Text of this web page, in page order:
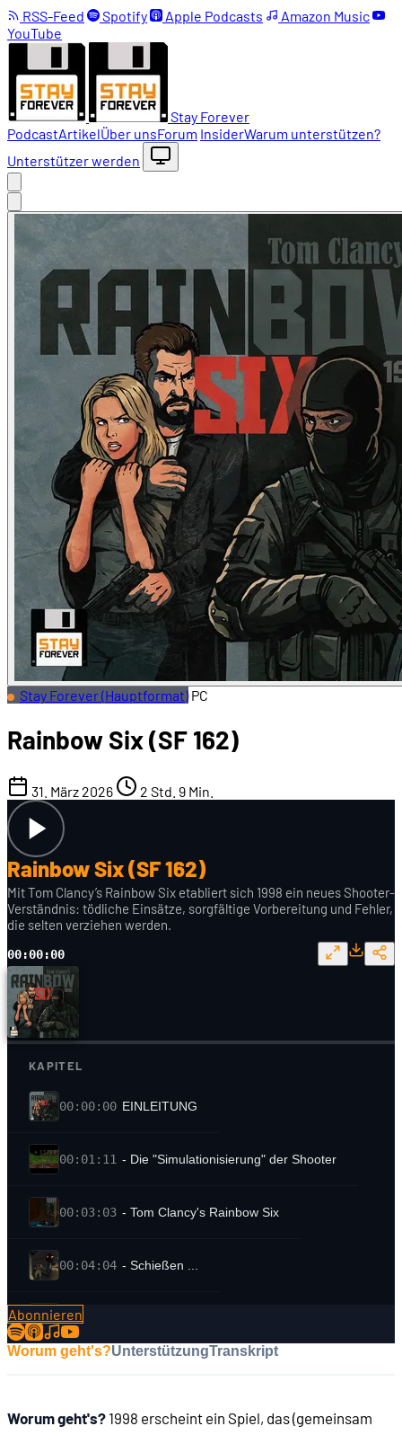
RSS-Feed Spotify Apple Podcasts
Amazon Music
YouTube
Stay Forever
PodcastArtikelÜber unsForum InsiderWarum unterstützen?
Unterstützer werden
Stay Forever (Hauptformat) PC
Rainbow Six (SF 162)
31. März 2026 2 Std. 9 Min.
Rainbow Six (SF 162)
Mit Tom Clancy’s Rainbow Six etabliert sich 1998 ein neues Shooter-
Verständnis: tödliche Einsätze, sorgfältige Vorbereitung und Fehler,
die selten verziehen werden.
00:00:00
KAPITEL
00:00:00 EINLEITUNG
00:01:11 - Die "Simulationisierung" der Shooter
00:03:03 - Tom Clancy's Rainbow Six
00:04:04 - Schießen ...
00:04:21
00:07:11 - Jagd auf Roter Oktober (1984)
Abonnieren
Worum geht's?UnterstützungTranskript
Worum geht's? 1998 erscheint ein Spiel, das (gemeinsam